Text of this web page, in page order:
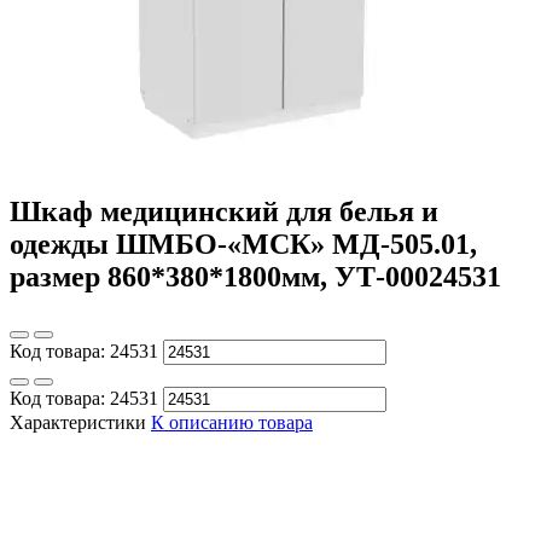
Шкаф медицинский для белья и
одежды ШМБО-«МСК» МД-505.01,
размер 860*380*1800мм, УТ-00024531
Код товара: 24531
Код товара: 24531
Характеристики К описанию товара